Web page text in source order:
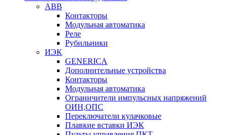
ABB
Контакторы
Модульная автоматика
Реле
Рубильники
ИЭК
GENERICA
Дополнительные устройства
Контакторы
Модульная автоматика
Ограничители импульсных напряжений
ОИН,ОПС
Переключатели кулачковые
Плавкие вставки ИЭК